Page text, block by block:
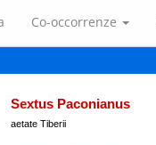
Co-occorrenze
Sextus Paconianus
aetate Tiberii